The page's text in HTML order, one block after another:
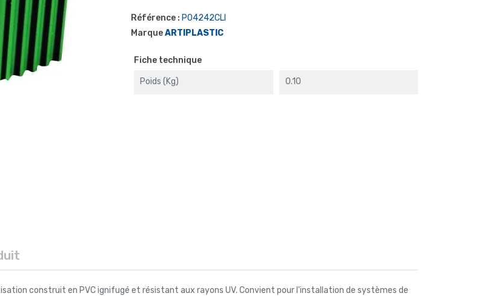
Référence : P04242CLI
MarqueARTIPLASTIC
Fiche technique
Poids (kg) 0.10
construit en PVC ignifugé et résistant aux rayons UV. Convient pour l'installation de systèmes de